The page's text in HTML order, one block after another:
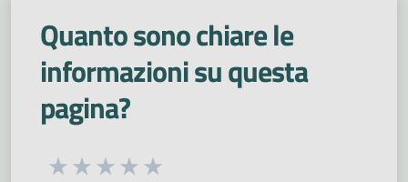
Quanto sono chiare le
informazioni su questa
pagina?
Seleziona una valutazione da 1 a 5 stelle